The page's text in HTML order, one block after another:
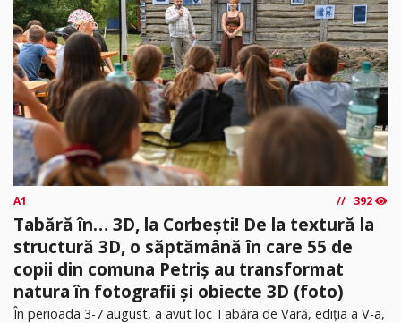
A1 392
Tabără în… 3D, la Corbești! De la textură la
structură 3D, o săptămână în care 55 de
copii din comuna Petriș au transformat
natura în fotografii și obiecte 3D (foto)
În perioada 3-7 august, a avut loc Tabăra de Vară, ediția a V-a,